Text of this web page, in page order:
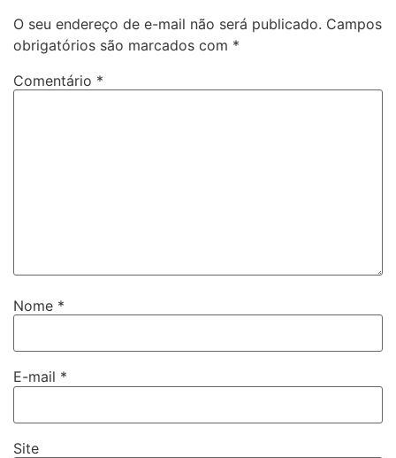
O seu endereço de e-mail não será publicado. Campos
obrigatórios são marcados com *
Comentário *
Nome *
E-mail *
Site